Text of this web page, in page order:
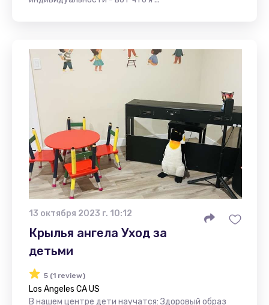
13 октября 2023 г. 10:12
Крылья ангела Уход за
детьми
5 (1 review)
Los Angeles CA US
В нашем центре дети научатся: Здоровый образ